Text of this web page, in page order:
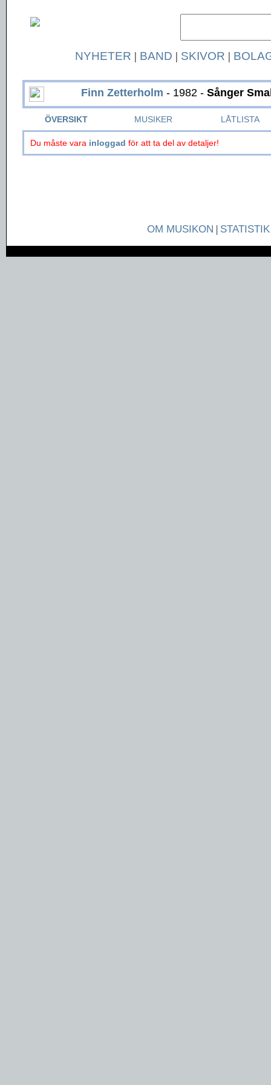
NYHETER | BAND | SKIVOR |
Finn Zetterholm - 1982 - Sånger
ÖVERSIKT MUSIKER LÅTLISTA
Du måste vara inloggad för att ta del av detaljer!
OM MUSIKON | STATISTIK